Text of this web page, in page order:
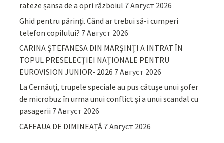
rateze șansa de a opri războiul 7 Август 2026
Ghid pentru părinţi. Când ar trebui să-i cumperi
telefon copilului? 7 Август 2026
CARINA ȘTEFANESA DIN MARȘINȚI A INTRAT ÎN
TOPUL PRESELECȚIEI NAȚIONALE PENTRU
EUROVISION JUNIOR- 2026 7 Август 2026
La Cernăuți, trupele speciale au pus cătușe unui șofer
de microbuz în urma unui conflict și a unui scandal cu
pasagerii 7 Август 2026
CAFEAUA DE DIMINEAȚĂ 7 Август 2026